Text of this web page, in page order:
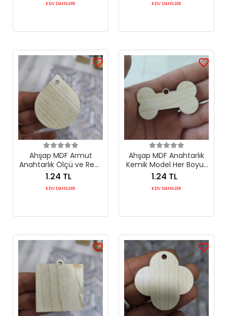
KDV DAHİLDİR KDV DAHİLDİR
Ahşap MDF Armut
Anahtarlık Ölçü ve Renk
Seçimli
1.24 TL
KDV DAHİLDİR
Ahşap MDF Anahtarlık
Kemik Model Her Boyut
Her Renk
1.24 TL
KDV DAHİLDİR